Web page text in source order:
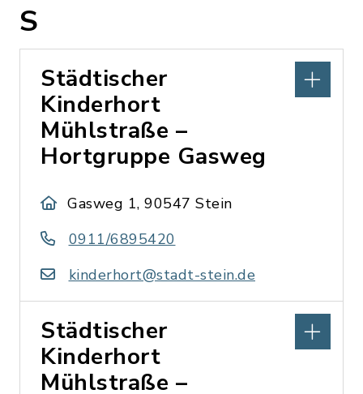
S
Städtischer
Kinderhort
Mühlstraße –
Hortgruppe Gasweg
Gasweg 1, 90547 Stein
0911/6895420
kinderhort@stadt-stein.de
Städtischer
Kinderhort
Mühlstraße –